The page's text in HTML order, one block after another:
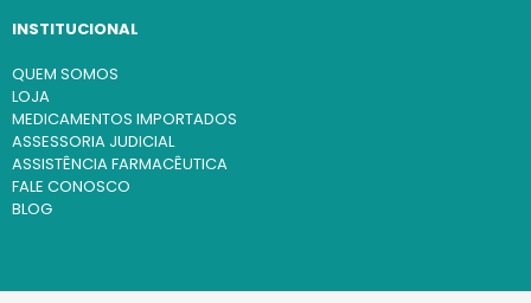
INSTITUCIONAL
QUEM SOMOS
LOJA
MEDICAMENTOS IMPORTADOS
ASSESSORIA JUDICIAL
ASSISTÊNCIA FARMACÊUTICA
FALE CONOSCO
BLOG